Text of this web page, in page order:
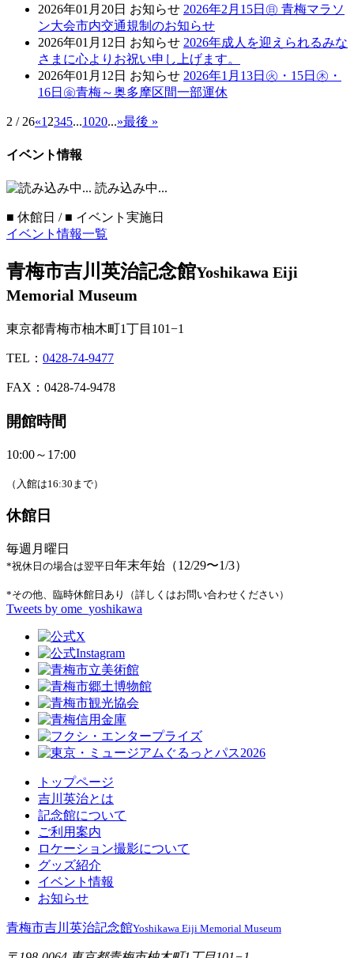
2026年01月20日 お知らせ 2026年2月15日㊐ 青梅マラソ
ン大会市内交通規制のお知らせ
2026年01月12日 お知らせ 2026年成人を迎えられるみな
さまに心よりお祝い申し上げます。
2026年01月12日 お知らせ 2026年1月13日㊋・15日㊍・
16日㊎青梅～奥多摩区間一部運休
2 / 26«1 2345...1020...»最後 »
イベント情報
読み込み中...
■ 休館日 / ■ イベント実施日
イベント情報一覧
青梅市吉川英治記念館Yoshikawa Eiji
Memorial Museum
東京都青梅市柚木町1丁目101−1
TEL： 0428-74-9477
FAX：0428-74-9478
開館時間
10:00～17:00
（入館は16:30まで）
休館日
毎週月曜日
*祝休日の場合は翌平日 年末年始（12/29〜1/3）
*その他、臨時休館日あり（詳しくはお問い合わせください）
Tweets by ome_yoshikawa
トップページ
吉川英治とは
記念館について
ご利用案内
ロケーション撮影について
グッズ紹介
イベント情報
お知らせ
青梅市吉川英治記念館Yoshikawa Eiji Memorial Museum